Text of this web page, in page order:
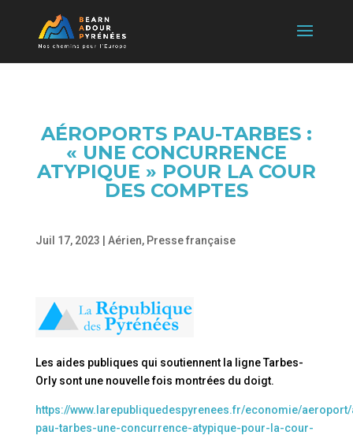
AÉROPORTS PAU-TARBES :
« UNE CONCURRENCE
ATYPIQUE » POUR LA COUR
DES COMPTES
Juil 17, 2023 Aérien, Presse française
Les aides publiques qui soutiennent la ligne Tarbes-
Orly sont une nouvelle fois montrées du doigt.
https://www.larepubliquedespyrenees.fr/economie/
pau-tarbes-une-concurrence-atypique-pour-la-cour-